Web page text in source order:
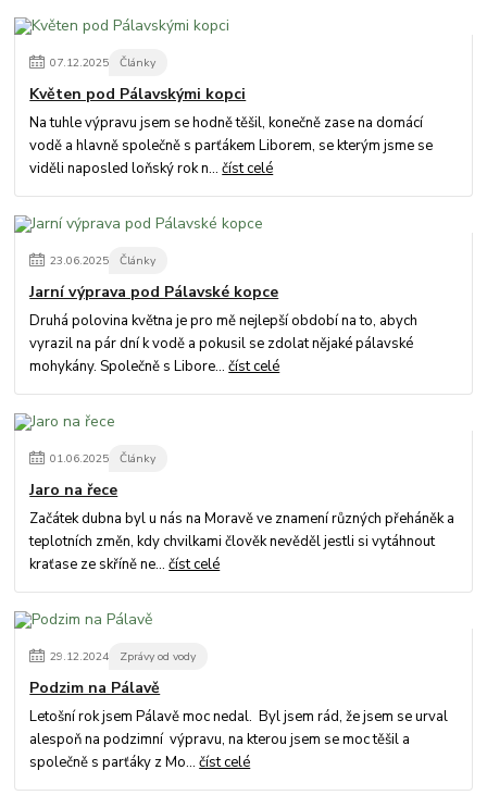
07.12.2025 Články
Květen pod Pálavskými kopci
Na tuhle výpravu jsem se hodně těšil, konečně zase na domácí
vodě a hlavně společně s parťákem Liborem, se kterým jsme se
viděli naposled loňský rok n...číst celé
23.06.2025 Články
Jarní výprava pod Pálavské kopce
Druhá polovina května je pro mě nejlepší období na to, abych
vyrazil na pár dní k vodě a pokusil se zdolat nějaké pálavské
mohykány. Společně s Libore...číst celé
01.06.2025 Články
Jaro na řece
Začátek dubna byl u nás na Moravě ve znamení různých přeháněk a
teplotních změn, kdy chvilkami člověk nevěděl jestli si vytáhnout
kraťase ze skříně ne...číst celé
29.12.2024 Zprávy od vody
Podzim na Pálavě
Letošní rok jsem Pálavě moc nedal. Byl jsem rád, že jsem se urval
alespoň na podzimní výpravu, na kterou jsem se moc těšil a
společně s parťáky z Mo...číst celé